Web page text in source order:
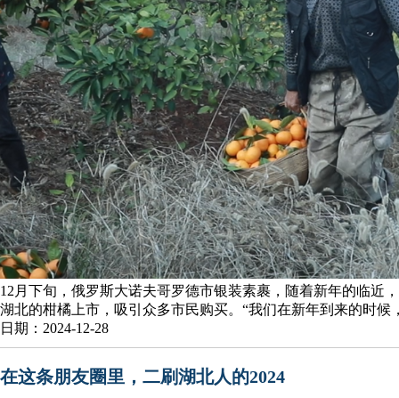
12月下旬，俄罗斯大诺夫哥罗德市银装素裹，随着新年的临近
湖北的柑橘上市，吸引众多市民购买。“我们在新年到来的时候
日期：2024-12-28
在这条朋友圈里，二刷湖北人的2024